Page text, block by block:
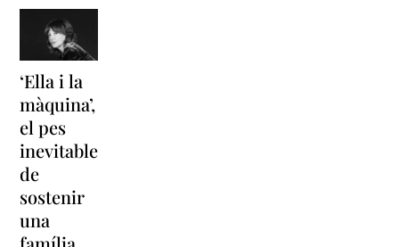
‘Ella i la
màquina’,
el pes
inevitable
de
sostenir
una